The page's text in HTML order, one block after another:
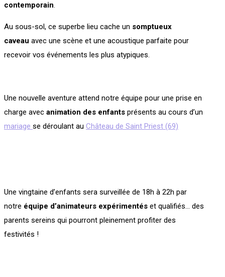
contemporain.
Au sous-sol, ce superbe lieu cache un somptueux
caveau avec une scène et une acoustique parfaite pour
recevoir vos événements les plus atypiques.
Une nouvelle aventure attend notre équipe pour une prise en
charge avec animation des enfants présents au cours d’un
mariage se déroulant au Château de Saint Priest (69)
Une vingtaine d’enfants sera surveillée de 18h à 22h par
notre équipe d’animateurs expérimentés et qualifiés… des
parents sereins qui pourront pleinement profiter des
festivités !